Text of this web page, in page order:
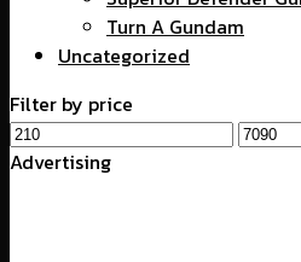
Turn A Gundam
Uncategorized
Filter by price
Min
price
Max
Advertising